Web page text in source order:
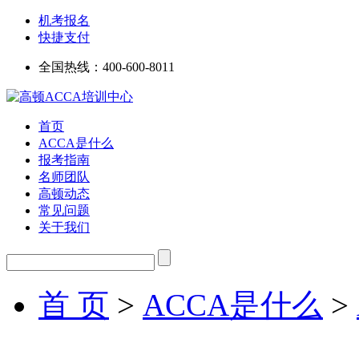
机考报名
快捷支付
全国热线： 400-600-8011
首页
ACCA是什么
报考指南
名师团队
高顿动态
常见问题
关于我们
首 页 > ACCA是什么 >